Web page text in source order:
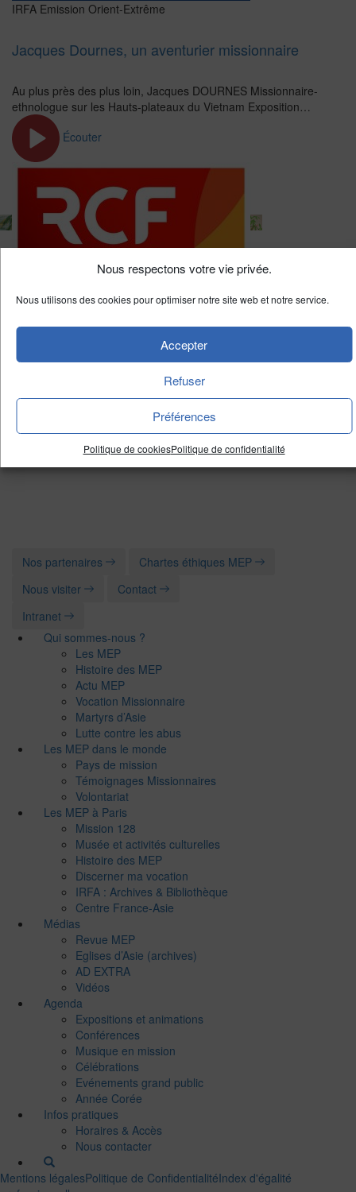
Nous respectons votre vie privée.
Nous utilisons des cookies pour optimiser notre site web et notre service.
Accepter
Refuser
Préférences
Politique de cookiesPolitique de confidentialité
IRFA Emission Orient-Extrême
Jacques Dournes, un aventurier missionnaire
Au plus près des plus loin, Jacques DOURNES Missionnaire-
ethnologue sur les Hauts-plateaux du Vietnam Exposition…
Écouter
Autre L’entretien de la semaine
Destination Asie, l’exposition Lego des Missions
Nos partenaires
Chartes éthiques MEP
Nous visiter
Contact
Intranet
Qui sommes-nous ?
Les MEP
Histoire des MEP
Actu MEP
Vocation Missionnaire
Martyrs d’Asie
Lutte contre les abus
Les MEP dans le monde
Pays de mission
Témoignages Missionnaires
Volontariat
Les MEP à Paris
Mission 128
Musée et activités culturelles
Histoire des MEP
Discerner ma vocation
IRFA : Archives & Bibliothèque
Centre France-Asie
Médias
Revue MEP
Eglises d’Asie (archives)
AD EXTRA
Vidéos
Agenda
Expositions et animations
Conférences
Musique en mission
Célébrations
Evénements grand public
Année Corée
Infos pratiques
Horaires & Accès
Nous contacter
Mentions légalesPolitique de ConfidentialitéIndex d'égalité